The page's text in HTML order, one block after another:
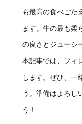
も最高の食べごた
ます。牛の最も柔
の良さとジューシ
本記事では、フィ
します。ぜひ、一
う。準備はよろし
う！